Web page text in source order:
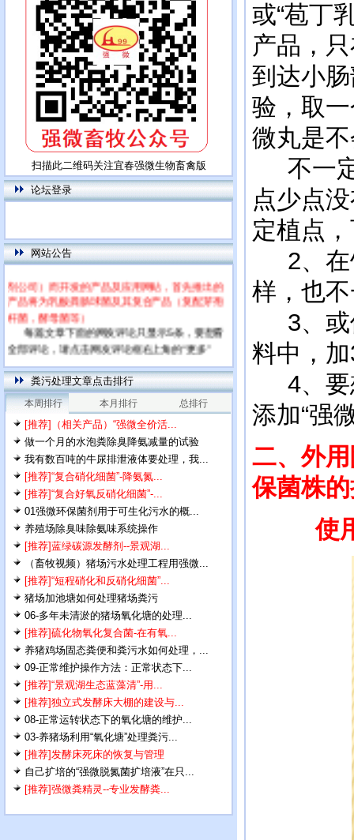
扫描此二维码关注宜春强微生物畜禽版
论坛登录
网站公告
本网站为饲用乳酸菌特别网站，专门针对高
端市场（饲料厂，大型养殖场，下游微生物添加
产品将为乳酸粪肠球菌及其复合产品（复配芽孢
杆菌，酵母菌等）
每篇文章下面的网友评论只显示5条，要想看
全部评论，请点击网友评论框右上角的“更多”
粪污处理文章点击排行
本周排行 本月排行 总排行
[推荐]（相关产品）“强微全价活...
做一个月的水泡粪除臭降氨减量的试验
我有数百吨的牛尿排泄液体要处理，我...
[推荐]“复合硝化细菌”-降氨氮...
[推荐]“复合好氧反硝化细菌”-...
01强微环保菌剂用于可生化污水的概...
养殖场除臭味除氨味系统操作
[推荐]蓝绿碳源发酵剂--景观湖...
（畜牧视频）猪场污水处理工程用强微...
[推荐]“短程硝化和反硝化细菌”...
猪场加池塘如何处理猪场粪污
06-多年未清淤的猪场氧化塘的处理...
[推荐]硫化物氧化复合菌-在有氧...
养猪鸡场固态粪便和粪污水如何处理，...
09-正常维护操作方法：正常状态下...
[推荐]“景观湖生态蓝藻清”-用...
[推荐]独立式发酵床大棚的建设与...
08-正常运转状态下的氧化塘的维护...
03-养猪场利用“氧化塘”处理粪污...
[推荐]发酵床死床的恢复与管理
自己扩培的“强微脱氮菌扩培液”在只...
[推荐]强微粪精灵--专业发酵粪...
或“苞丁
产品，
到达小
验，取
微丸是
不一定
点少点
定植点
2、在
样，也
3、或
料中，
4、要
添加“强
二、外
保菌株
使